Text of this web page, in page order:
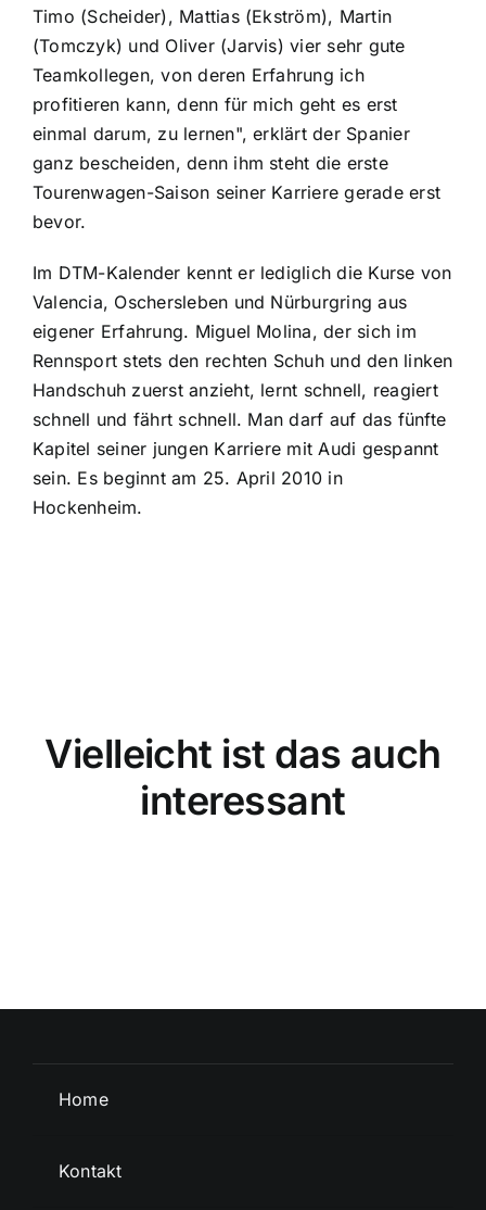
Timo (Scheider), Mattias (Ekström), Martin
(Tomczyk) und Oliver (Jarvis) vier sehr gute
Teamkollegen, von deren Erfahrung ich
profitieren kann, denn für mich geht es erst
einmal darum, zu lernen", erklärt der Spanier
ganz bescheiden, denn ihm steht die erste
Tourenwagen-Saison seiner Karriere gerade erst
bevor.
Im DTM-Kalender kennt er lediglich die Kurse von
Valencia, Oschersleben und Nürburgring aus
eigener Erfahrung. Miguel Molina, der sich im
Rennsport stets den rechten Schuh und den linken
Handschuh zuerst anzieht, lernt schnell, reagiert
schnell und fährt schnell. Man darf auf das fünfte
Kapitel seiner jungen Karriere mit Audi gespannt
sein. Es beginnt am 25. April 2010 in
Hockenheim.
Vielleicht ist das auch
interessant
Home
Kontakt